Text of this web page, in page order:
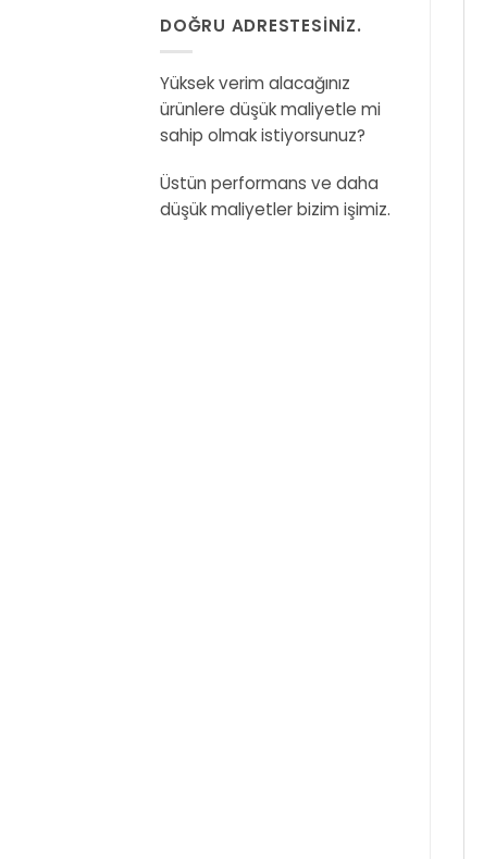
DOĞRU ADRESTESINIZ.
Yüksek verim alacağınız
ürünlere düşük maliyetle mi
sahip olmak istiyorsunuz?
Üstün performans ve daha
düşük maliyetler bizim işimiz.